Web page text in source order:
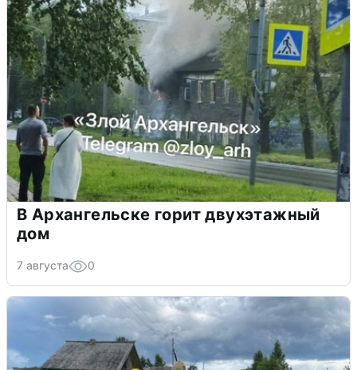
В Архангельске горит двухэтажный
дом
7 августа 0